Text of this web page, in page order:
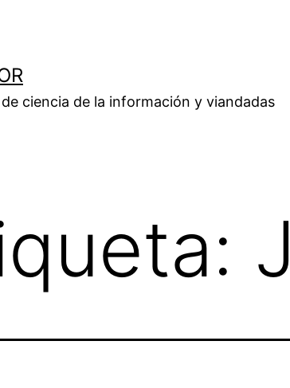
ciencia de la información y viandadas